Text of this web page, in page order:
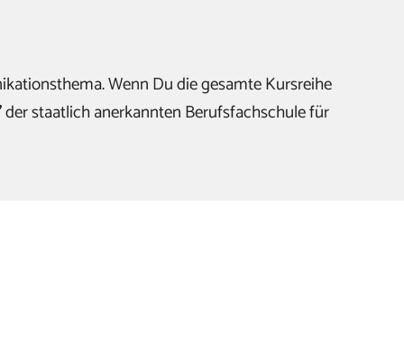
Wenn Du die gesamte Kursreihe
der staatlich anerkannten Berufsfachschule für